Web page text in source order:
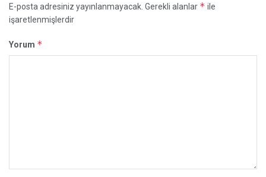
E-posta adresiniz yayınlanmayacak. Gerekli alanlar * ile
işaretlenmişlerdir
Yorum *